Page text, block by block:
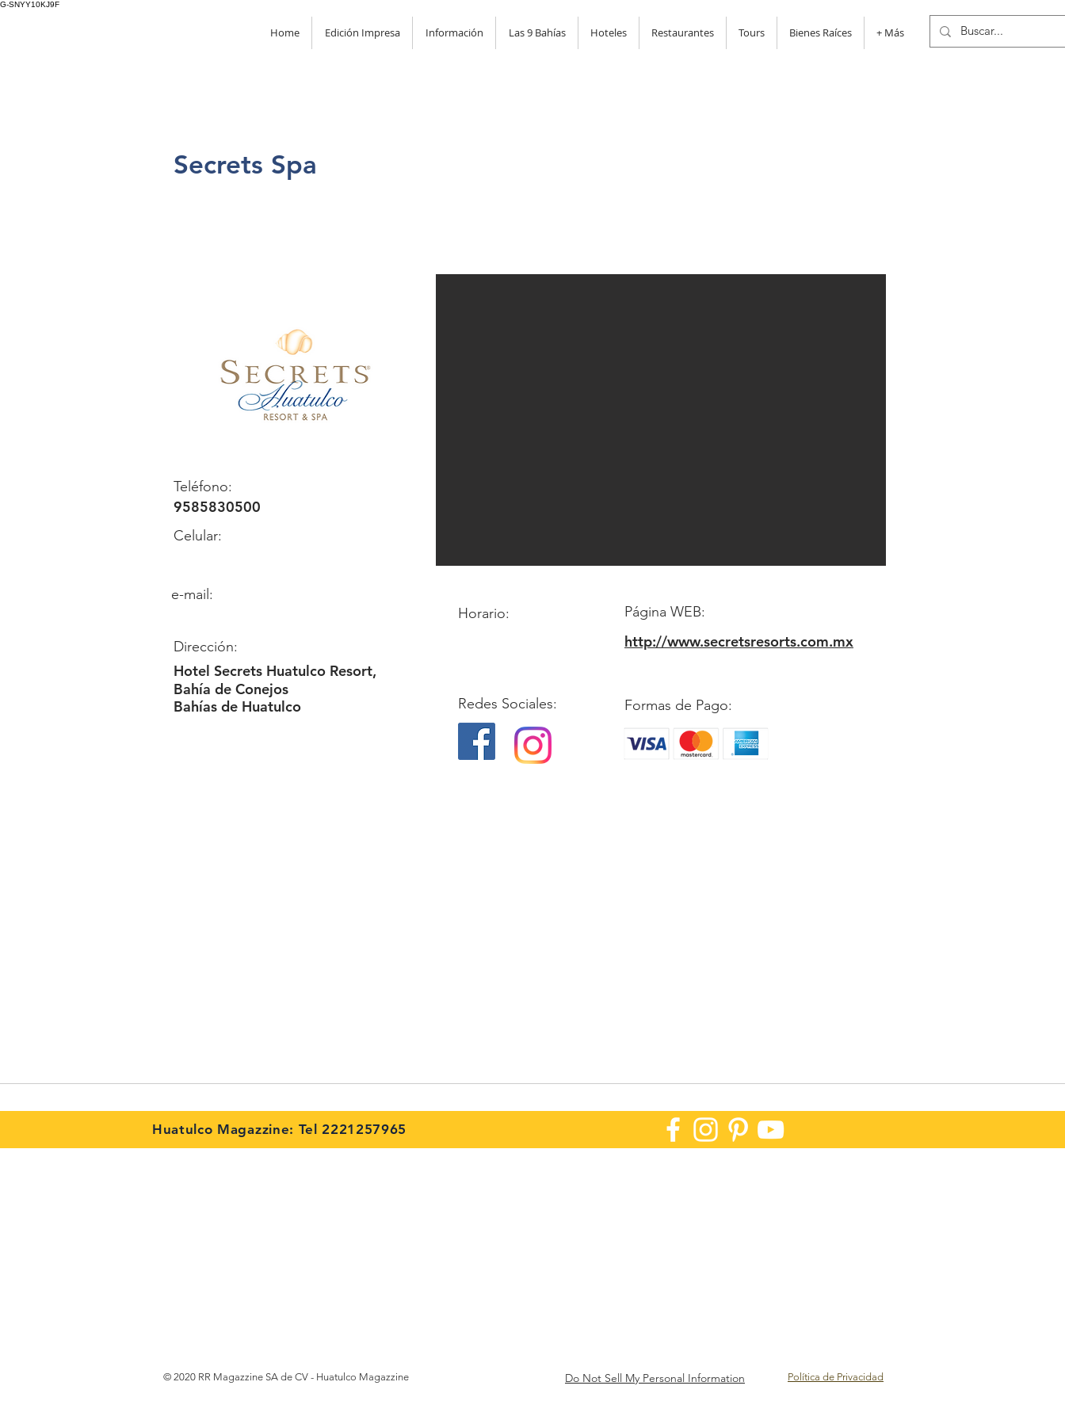
G-SNYY10KJ9F
Home Edición Impresa Información Las 9 Bahías Hoteles Restaurantes Tours Bienes Raíces + Más
Secrets Spa
Teléfono:
9585830500
Celular:
e-mail:
Dirección:
Hotel Secrets Huatulco Resort,
Bahía de Conejos
Bahías de Huatulco
Página WEB:
http://www.secretsresorts.com.mx
Formas de Pago:
Horario:
Redes Sociales:
Huatulco Magazzine: Tel 2221257965
© 2020 RR Magazzine SA de CV - Huatulco Magazzine Do Not Sell My Personal Information Política de Privacidad